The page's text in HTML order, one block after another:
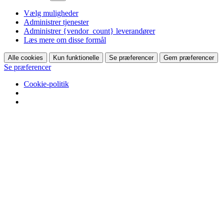
Vælg muligheder
Administrer tjenester
Administrer {vendor_count} leverandører
Læs mere om disse formål
Alle cookies Kun funktionelle Se præferencer Gem præferencer
Se præferencer
Cookie-politik